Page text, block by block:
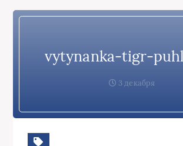
vytynanka-tigr-
3 декабря